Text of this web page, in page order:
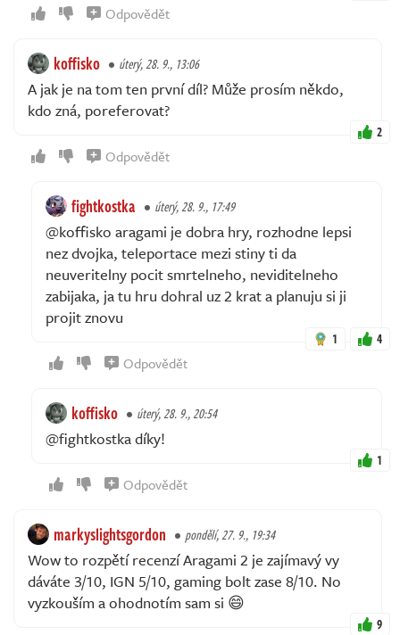
Odpovědět
koffisko úterý, 28. 9., 13:06
A jak je na tom ten první díl? Může prosím někdo,
kdo zná, poreferovat?
2
Odpovědět
fightkostka úterý, 28. 9., 17:49
@koffisko aragami je dobra hry, rozhodne lepsi
nez dvojka, teleportace mezi stiny ti da
neuveritelny pocit smrtelneho, neviditelneho
zabijaka, ja tu hru dohral uz 2 krat a planuju si ji
projit znovu
1 4
Odpovědět
koffisko úterý, 28. 9., 20:54
@fightkostka díky!
1
Odpovědět
markyslightsgordon pondělí, 27. 9., 19:34
Wow to rozpětí recenzí Aragami 2 je zajímavý vy
dáváte 3/10, IGN 5/10, gaming bolt zase 8/10. No
vyzkouším a ohodnotím sam si 😄
9